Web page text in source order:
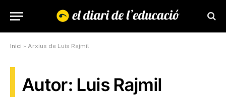
Inici » Arxius de Luis Rajmil
Autor: Luis Rajmil